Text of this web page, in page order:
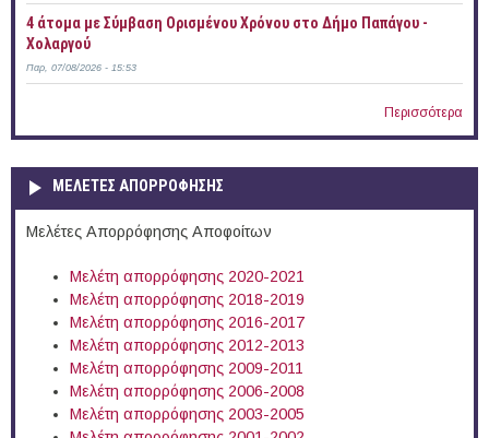
4 άτομα με Σύμβαση Ορισμένου Χρόνου στο Δήμο Παπάγου -
Χολαργού
Παρ, 07/08/2026 - 15:53
Περισσότερα
ΜΕΛΕΤΕΣ ΑΠΟΡΡΟΦΗΣΗΣ
Μελέτες Απορρόφησης Αποφοίτων
Μελέτη απορρόφησης 2020-2021
Μελέτη απορρόφησης 2018-2019
Μελέτη απορρόφησης 2016-2017
Μελέτη απορρόφησης 2012-2013
Μελέτη απορρόφησης 2009-2011
Μελέτη απορρόφησης 2006-2008
Μελέτη απορρόφησης 2003-2005